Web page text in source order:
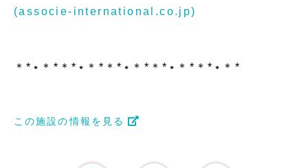
(associe-international.co.jp)
＊*⋆＊*＊*⋆＊*＊*⋆＊*＊*⋆＊*＊*⋆＊*
この施設の情報を見る